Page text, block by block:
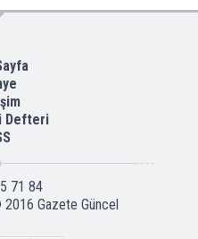
Defteri
71 84
2016 Gazete Güncel